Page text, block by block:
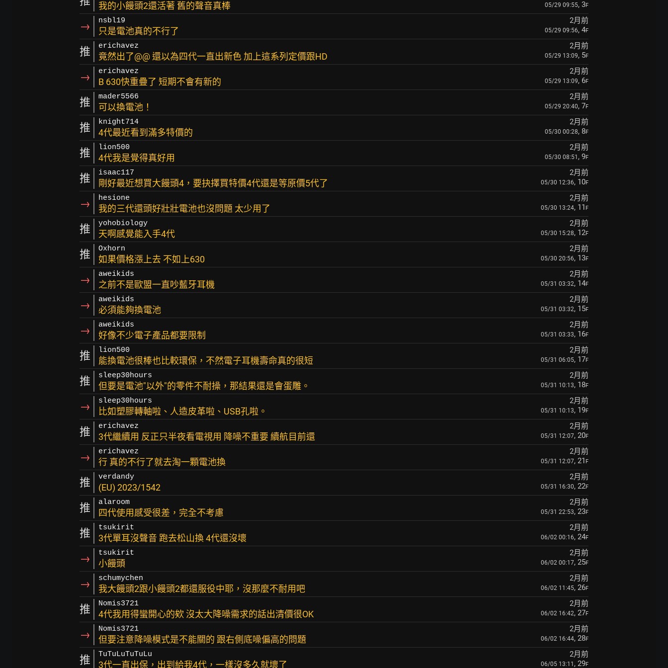
我的小饅頭2還活著 舊的聲音真棒 05/29 09:55, 3F
→ nsbl19 2月前
只是電池真的不行了 05/29 09:56, 4F
推 erichavez 2月前
竟然出了@@ 還以為四代一直出新色 加上這系列定價跟HD 05/29 13:09, 5F
→ erichavez 2月前
B 630快重疊了 短期不會有新的 05/29 13:09, 6F
推 mader5566 2月前
可以換電池！ 05/29 20:40, 7F
推 knight714 2月前
4代最近看到滿多特價的 05/30 00:28, 8F
推 lion500 2月前
4代我是覺得真好用 05/30 08:51 , 9F
推 isaac117 2月前
剛好最近想買大饅頭4，要抉擇買特價4代還是等原價5代了 05/30 12:36, 10F
→ hesione 2月前
我的三代還頭好壯壯電池也沒問題 太少用了 05/30 13:24, 11 F
推 yohobiology 2月前
天啊感覺能入手4代 05/30 15:28, 12F
推 Oxhorn 2月前
如果價格漲上去 不如上630 05/30 20:56, 13F
→ aweikids 2月前
之前不是歐盟一直吵藍牙耳機 05/31 03:32, 14F
→ aweikids 2月前
必須能夠換電池 05/31 03:32, 15F
→ aweikids 2月前
好像不少電子產品都要限制 05/31 03:33, 16F
推 lion500 2月前
能換電池很棒也比較環保，不然電子耳機壽命真的很短 05/31 06:05, 17F
推 sleep30hours 2月前
但要是電池"以外"的零件不耐操，那結果還是會蛋雕。 05/31 10:13, 18F
→ sleep30hours 2月前
比如塑膠轉軸啦、人造皮革啦、USB孔啦。 05/31 10:13, 19F
推 erichavez 2月前
3代繼續用 反正只半夜看電視用 降噪不重要 續航目前還 05/31 12:07, 20F
→ erichavez 2月前
行 真的不行了就去淘一顆電池換 05/31 12:07, 21 F
推 verdandy 2月前
(EU) 2023/1542 05/31 16:30, 22F
推 alaroom 2月前
四代使用感受很差，完全不考慮 05/31 22:53, 23F
推 tsukirit 2月前
3代單耳沒聲音 跑去松山換 4代還沒壞 06/02 00:16, 24F
→ tsukirit 2月前
小饅頭 06/02 00:17, 25F
→ schumychen 2月前
我大饅頭2跟小饅頭2都還服役中耶，沒那麼不耐用吧 06/02 11:45, 26F
推 Nomis3721 2月前
4代我用得蠻開心的欸 沒太大降噪需求的話出清價很OK 06/02 16:42, 27F
→ Nomis3721 2月前
但要注意降噪模式是不能關的 跟右側底噪偏高的問題 06/02 16:44, 28F
推 TuTuLuTuTuLu 2月前
3代一直出保，出到給我4代，一樣沒多久就壞了 06/05 13:11 , 29F